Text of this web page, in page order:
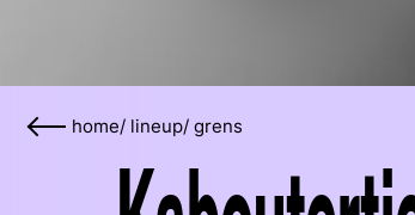
home/ lineup/ grens